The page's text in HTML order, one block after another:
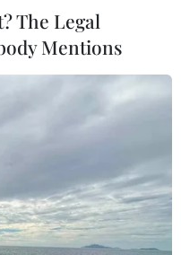
với các đơn vị liên quan
100 thân nhân liệt sỹ của
Hóa. (Ảnh: Nguyễn
Công an Thanh
tiên phong, gương
cho lãnh đạo
sở, ngành, địa
The Legal
Mentions